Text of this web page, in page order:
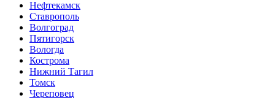
Нефтекамск
Ставрополь
Волгоград
Пятигорск
Вологда
Кострома
Нижний Тагил
Томск
Череповец